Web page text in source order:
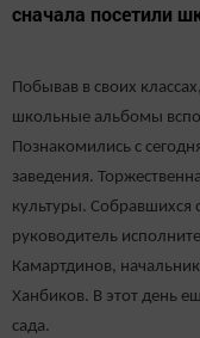
сначала посетили
Побывав в своих
школьные альбомы
Познакомились с
заведения.
культуры. Собравшихся
руководитель
Камартдинов,
Ханбиков. В этот день
сада.